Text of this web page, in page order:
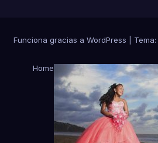
Funciona gracias a WordPress Tema:
Home